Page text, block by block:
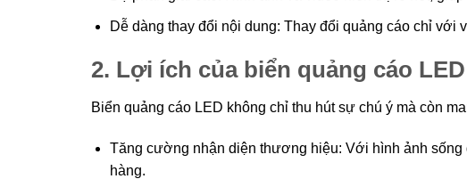
Dễ dàng thay đổi nội dung: Thay đổi quảng cáo chỉ với
2. Lợi ích của biển quảng cáo
Biển quảng cáo LED không chỉ thu hút sự chú ý mà còn
Tăng cường nhận diện thương hiệu: Với hình ảnh
hàng.